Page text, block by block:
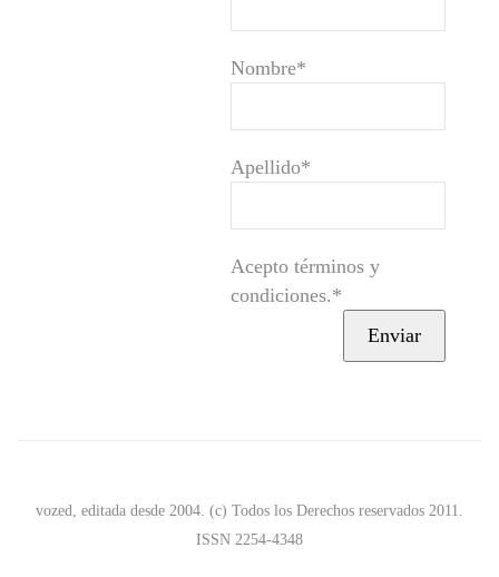
Nombre*
Apellido*
Acepto términos y
condiciones.*
vozed, editada desde 2004. (c) Todos los Derechos reservados 2011.
ISSN 2254-4348